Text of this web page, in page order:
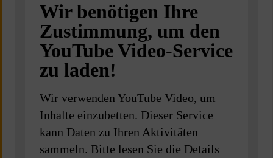
Wir benötigen Ihre
Zustimmung, um den
YouTube Video-Service
zu laden!
Wir verwenden YouTube Video, um
Inhalte einzubetten. Dieser Service
kann Daten zu Ihren Aktivitäten
sammeln. Bitte lesen Sie die Details